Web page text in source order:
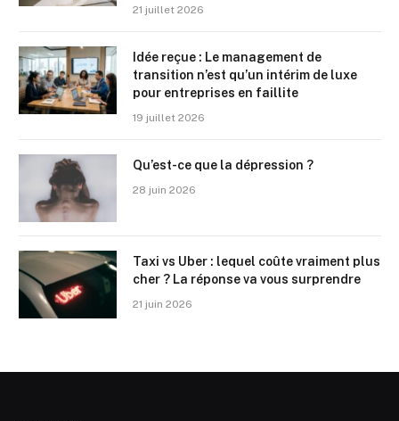
21 juillet 2026
Idée reçue : Le management de
transition n’est qu’un intérim de luxe
pour entreprises en faillite
19 juillet 2026
Qu’est-ce que la dépression ?
28 juin 2026
Taxi vs Uber : lequel coûte vraiment plus
cher ? La réponse va vous surprendre
21 juin 2026